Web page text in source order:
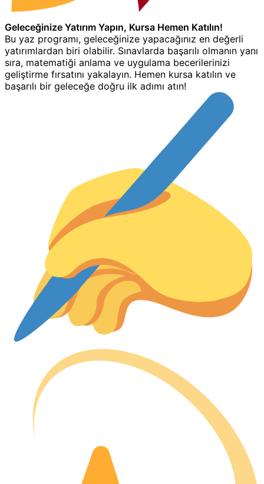
Geleceğinize Yatırım Yapın, Kursa Hemen Katılın!
Bu yaz programı, geleceğinize yapacağınız en değerli
yatırımlardan biri olabilir. Sınavlarda başarılı olmanın yanı
sıra, matematiği anlama ve uygulama becerilerinizi
geliştirme fırsatını yakalayın. Hemen kursa katılın ve
başarılı bir geleceğe doğru ilk adımı atın!